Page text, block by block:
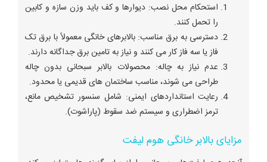
استحکام محل نصب: دیوارها و کف باید وزن سازه و کابین
را تحمل کنند.
دسترسی به برق مناسب: بالابرهای خانگی معمولاً با برق تک
فاز یا سه فاز کار می کنند و نیاز به تامین برق جداگانه دارند.
عدم نیاز به چاله: محصولات بالابر سبحانی بدون چاله
طراحی می شوند، مناسب ساختمان های قدیمی یا محدود.
رعایت استانداردهای ایمنی: شامل سنسور تشخیص مانع،
ترمز اضطراری و سیستم ضد سقوط (پاراشوت).
مزایای بالابر خانگی هوم لیفت